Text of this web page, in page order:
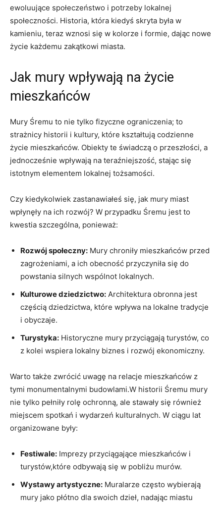
ewoluujące ⁢społeczeństwo i potrzeby lokalnej
społeczności. Historia, która kiedyś skryta była⁢ w
kamieniu, teraz wznosi ⁣się w kolorze i formie,⁢ dając nowe⁣
życie⁣ każdemu zakątkowi‌ miasta.
Jak mury wpływają na ‍życie
mieszkańców
Mury ‍Śremu⁤ to nie‍ tylko fizyczne ograniczenia; to
strażnicy historii⁢ i ⁣kultury, które kształtują codzienne
życie mieszkańców. Obiekty te ⁤świadczą o przeszłości, a
jednocześnie wpływają na teraźniejszość, stając się
istotnym​ elementem lokalnej⁢ tożsamości.
Czy kiedykolwiek zastanawiałeś się, ⁢jak mury miast
wpłynęły⁢ na ich rozwój? W przypadku Śremu jest to
kwestia⁢ szczególna, ponieważ:
Rozwój społeczny: Mury chroniły mieszkańców​ przed
zagrożeniami, a ich obecność⁢ przyczyniła się do
powstania ‌silnych wspólnot lokalnych.
Kulturowe‌ dziedzictwo: Architektura obronna jest
częścią ​dziedzictwa, które wpływa‌ na⁤ lokalne​ tradycje⁤
i obyczaje.
Turystyka: ⁢Historyczne mury przyciągają turystów, co‍
z kolei ⁤wspiera lokalny​ biznes i rozwój ekonomiczny.
Warto także ⁣zwrócić uwagę na relacje mieszkańców z
⁣tymi monumentalnymi ⁣budowlami.W ⁢historii Śremu mury
nie tylko⁤ pełniły rolę ochronną, ale stawały się również‌
miejscem spotkań i⁤ wydarzeń kulturalnych. W ciągu lat
organizowane były:
Festiwale: Imprezy przyciągające mieszkańców⁣ i‍
turystów,które odbywają ⁤się‌ w pobliżu murów.
Wystawy artystyczne: Muralarze często wybierają
⁤mury‍ jako‍ płótno⁢ dla swoich dzieł, nadając⁣ miastu